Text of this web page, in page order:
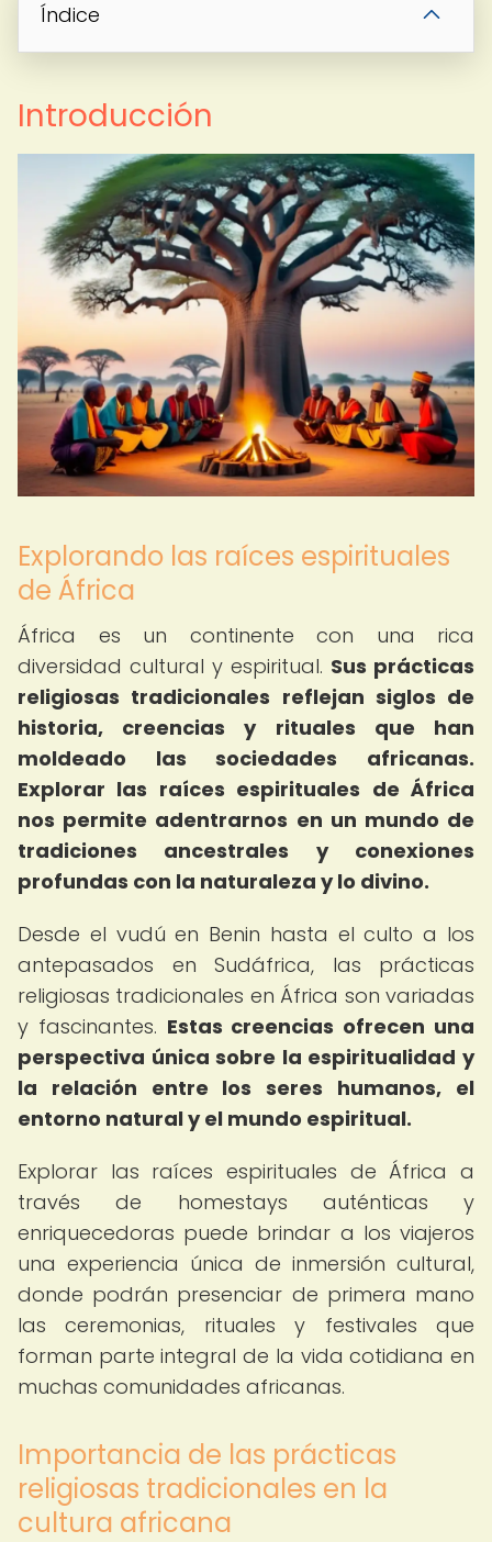
Índice
Introducción
Explorando las raíces espirituales
de África
África es un continente con una rica
diversidad cultural y espiritual. Sus prácticas
religiosas tradicionales reflejan siglos de
historia, creencias y rituales que han
moldeado las sociedades africanas.
Explorar las raíces espirituales de África
nos permite adentrarnos en un mundo de
tradiciones ancestrales y conexiones
profundas con la naturaleza y lo divino.
Desde el vudú en Benin hasta el culto a los
antepasados en Sudáfrica, las prácticas
religiosas tradicionales en África son variadas
y fascinantes. Estas creencias ofrecen una
perspectiva única sobre la espiritualidad y
la relación entre los seres humanos, el
entorno natural y el mundo espiritual.
Explorar las raíces espirituales de África a
través de homestays auténticas y
enriquecedoras puede brindar a los viajeros
una experiencia única de inmersión cultural,
donde podrán presenciar de primera mano
las ceremonias, rituales y festivales que
forman parte integral de la vida cotidiana en
muchas comunidades africanas.
Importancia de las prácticas
religiosas tradicionales en la
cultura africana